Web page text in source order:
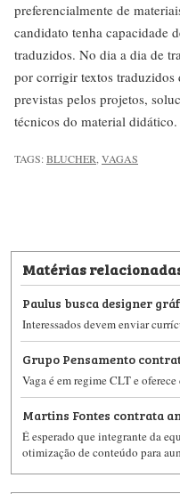
preferencialmente de
candidato tenha capacidade
traduzidos. No dia a dia de
por corrigir textos traduzidos
previstas pelos projetos,
técnicos do material didático.
TAGS:BLUCHER VAGAS
Matérias
Paulus busca designer
Interessados devem enviar
Grupo Pensamento
Vaga é em regime CLT e oferece
Martins Fontes contrata
É esperado que integrante da
otimização de conteúdo para